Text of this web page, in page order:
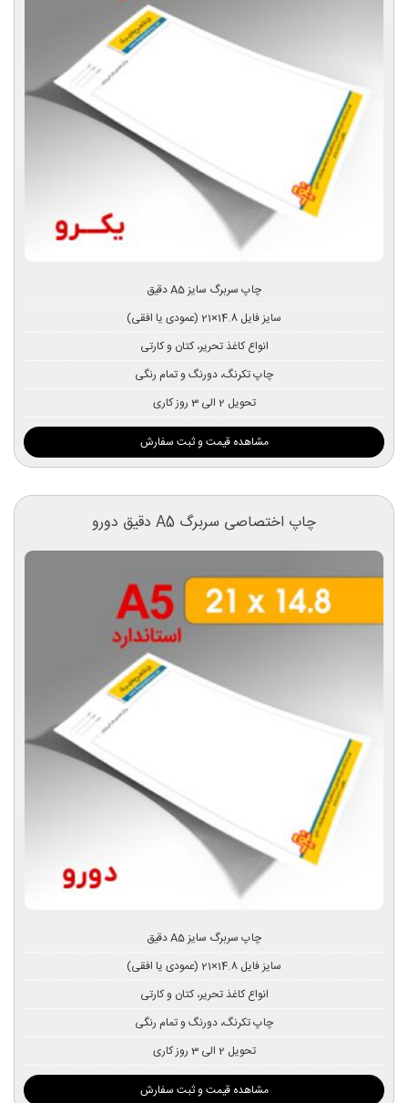
چاپ سربرگ سایز A5 دقیق
سایز فایل 14.8×21 (عمودی یا افقی)
انواع کاغذ تحریر، کتان و کارتی
چاپ تکرنگ، دورنگ و تمام رنگی
تحویل 2 الی 3 روز کاری
مشاهده قیمت و ثبت سفارش
چاپ اختصاصی سربرگ A5 دقیق دورو
چاپ سربرگ سایز A5 دقیق
سایز فایل 14.8×21 (عمودی یا افقی)
انواع کاغذ تحریر، کتان و کارتی
چاپ تکرنگ، دورنگ و تمام رنگی
تحویل 2 الی 3 روز کاری
مشاهده قیمت و ثبت سفارش